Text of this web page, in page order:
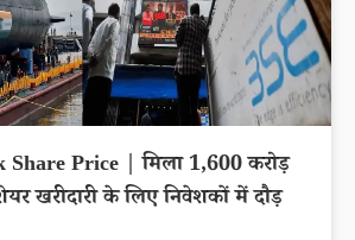
Share Price | मिला 1,600 करोड़
खरीदारी के लिए निवेशकों में दौड़